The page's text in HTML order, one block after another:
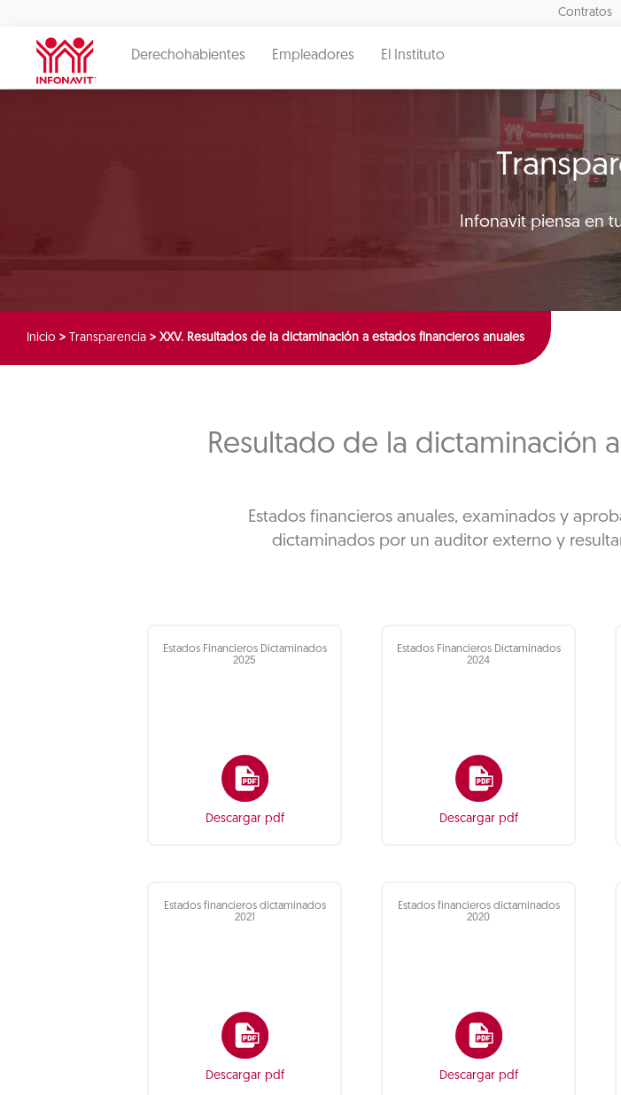
Contratos
Derechohabientes Empleadores El Instituto
Infonavit piensa en
Inicio > Transparencia > XXV. Resultados de la dictaminación a estados financieros anuales
Resultado de la dictaminación
Estados financieros anuales, examinados y
dictaminados por un auditor externo y
Estados Financieros Dictaminados
2025
Descargar pdf
Estados Financieros Dictaminados
2024
Descargar pdf
Estados financieros dictaminados
2021
Descargar pdf
Estados financieros dictaminados
2020
Descargar pdf